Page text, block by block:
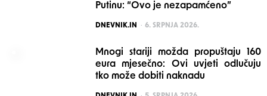
Putinu: “Ovo je nezapamćeno”
POSTED
DNEVNIK.IN 6. SRPNJA 2026.
Mnogi stariji možda propuštaju 160
eura mjesečno: Ovi uvjeti odlučuju
tko može dobiti naknadu
POSTED